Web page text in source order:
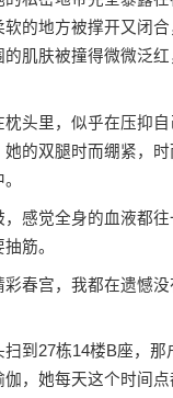
的地方被撑开又闭合
肌肤被撞得微微泛
里，似乎在压抑自
的双腿时而绷紧，
觉全身的血液都往
筋。
宫，我都在遗憾没
27栋14楼B座，那
，她每天这个时间